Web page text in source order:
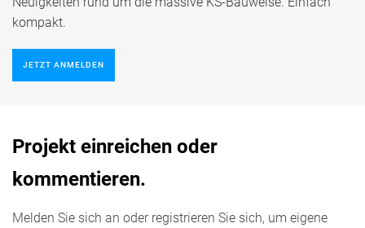
kompakt.
JETZT ANMELDEN
Projekt einreichen oder
kommentieren.
Melden Sie sich an oder registrieren Sie sich, um eigene